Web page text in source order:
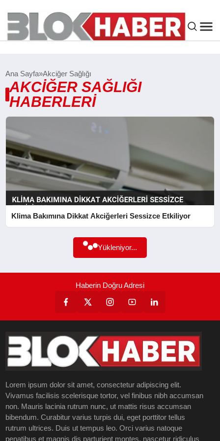
SIYASET
ÇEVRE
SPOR
EKONOMI
SANAT
Ana Sayfa Akciğer Sağlığı
AKCIĞER SAĞLIĞI
HABERLERI
Klima Bakımına Dikkat Akciğerleri Sessizce Etkiliyor
Yükleniyor...
Haberin Doğru Adresi
Lorem ipsum dolor sit amet, consectetur adipiscing elit.
Vivamus facilisis scelerisque tortor, vel finibus nibh accumsan
non. Mauris lacinia rutrum nunc, ut mattis risus accumsan
bibendum. Curabitur varius turpis dui, eget porttitor tellus
rutrum ultrices. Duis ut tempus leo. Orci varius natoque
penatibus et magnis dis parturient montes, nascetur ridiculus